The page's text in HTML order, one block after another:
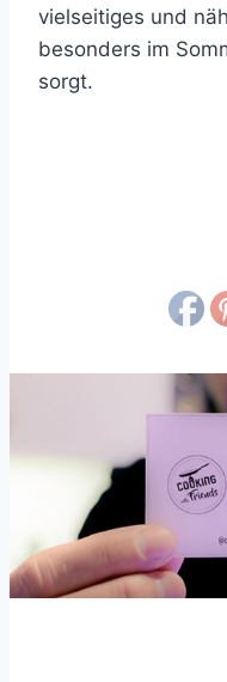
vielseitiges und
besonders im
sorgt.